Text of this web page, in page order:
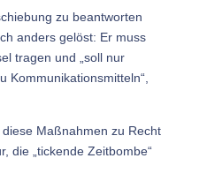
zu beantworten
anders gelöst: Er muss
tragen und „soll nur
Kommunikationsmitteln“,
Maßnahmen zu Recht
die „tickende Zeitbombe“